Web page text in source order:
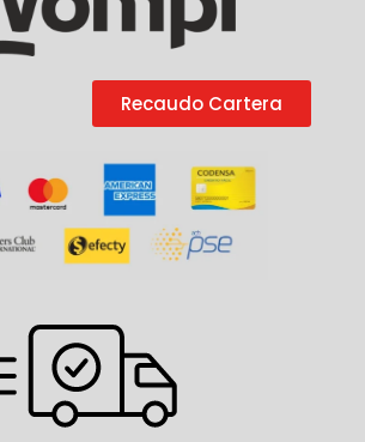
Recaudo Cartera